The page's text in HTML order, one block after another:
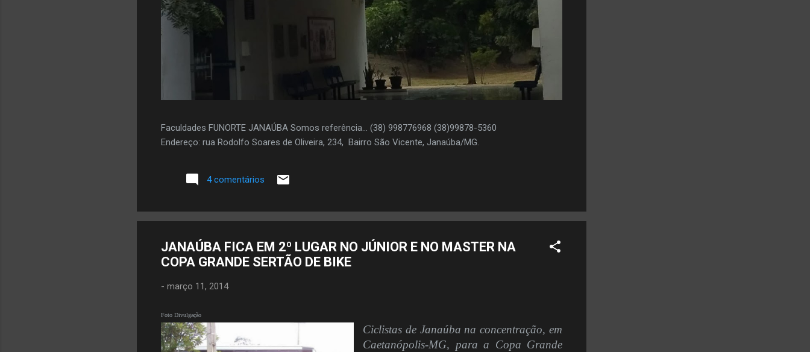
Faculdades FUNORTE JANAÚBA Somos referência... (38) 998776968 (38)99878-5360
Endereço: rua Rodolfo Soares de Oliveira, 234, Bairro São Vicente, Janaúba/MG.
4 comentários
JANAÚBA FICA EM 2º LUGAR NO JÚNIOR E NO MASTER NA
COPA GRANDE SERTÃO DE BIKE
- março 11, 2014
Foto Divulgação
Ciclistas de Janaúba na concentração, em
Caetanópolis-MG, para a Copa Grande